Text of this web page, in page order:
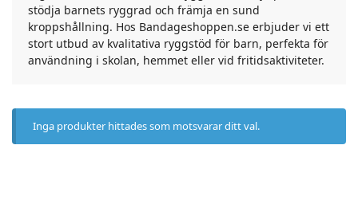
stödja barnets ryggrad och främja en sund
kroppshållning. Hos Bandageshoppen.se erbjuder vi ett
stort utbud av kvalitativa ryggstöd för barn, perfekta för
användning i skolan, hemmet eller vid fritidsaktiviteter.
Inga produkter hittades som motsvarar ditt val.